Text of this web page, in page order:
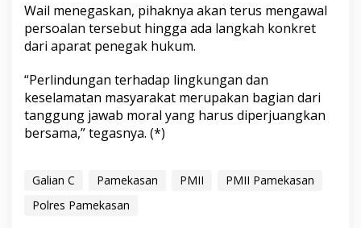
Wail menegaskan, pihaknya akan terus mengawal
persoalan tersebut hingga ada langkah konkret
dari aparat penegak hukum.
“Perlindungan terhadap lingkungan dan
keselamatan masyarakat merupakan bagian dari
tanggung jawab moral yang harus diperjuangkan
bersama,” tegasnya. (*)
Galian C Pamekasan PMII
PMII Pamekasan
Polres Pamekasan